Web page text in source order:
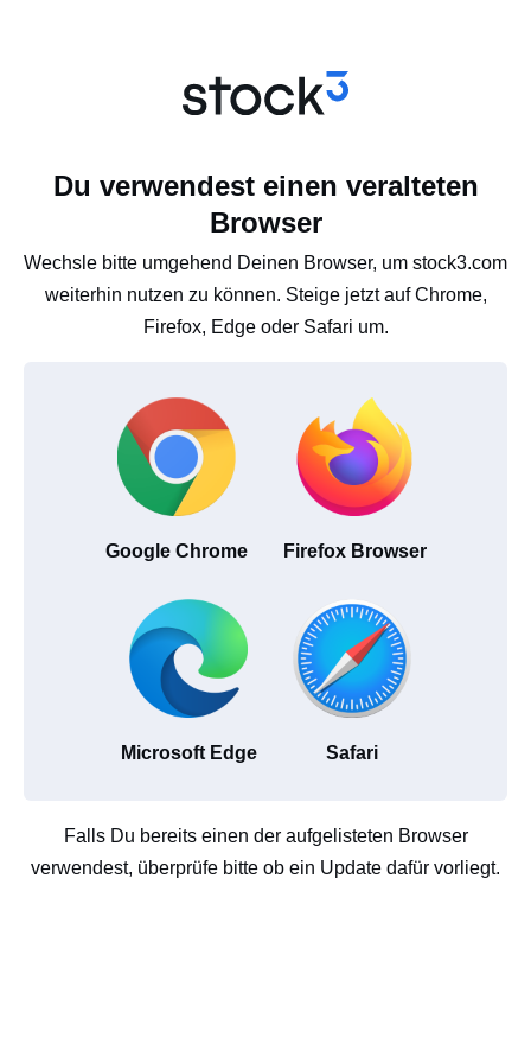
Du verwendest einen veralteten
Browser
Wechsle bitte umgehend Deinen Browser, um stock3.com
weiterhin nutzen zu können. Steige jetzt auf Chrome,
Firefox, Edge oder Safari um.
Google Chrome Firefox Browser
Microsoft Edge Safari
Falls Du bereits einen der aufgelisteten Browser
verwendest, überprüfe bitte ob ein Update dafür vorliegt.